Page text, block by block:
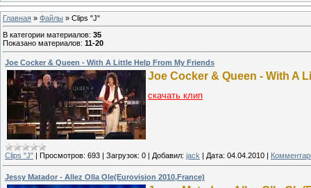
Главная » Файлы » Clips "J"
В категории материалов: 35
Показано материалов: 11-20
Joe Cocker & Queen - With A Little Help From My Friends
Joe Cocker & Queen - With A
скачать клип
Clips "J" | Просмотров: 693 | Загрузок: 0 | Добавил: jack | Дата: 04.04.2010 |
Jessy Matador - Allez Olla Ole(Eurovision 2010,France)